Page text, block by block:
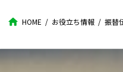
HOME お役立ち情報 振替